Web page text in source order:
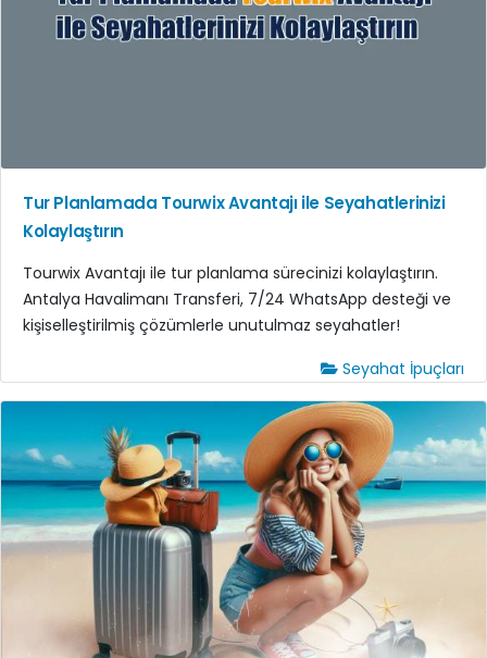
Tur Planlamada Tourwix Avantajı ile Seyahatlerinizi
Kolaylaştırın
Tourwix Avantajı ile tur planlama sürecinizi kolaylaştırın.
Antalya Havalimanı Transferi, 7/24 WhatsApp desteği ve
kişiselleştirilmiş çözümlerle unutulmaz seyahatler!
Seyahat İpuçları